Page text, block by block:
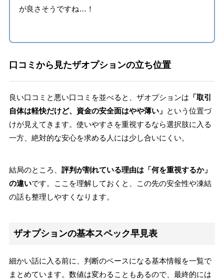
が良さそうですね…！
口コミから見たザオプションの立ち位置
良い口コミと悪い口コミを並べると、ザオプションは 「取引
自体は軽快だけど、資金の安全面はやや薄い」 という位置づ
けが見えてきます。使いやすさを重視するなら選択肢に入る
一方、絶対的な安心を求める人には少し合いにくい。
結局のところ、 評判が割れている理由は「何を重視するか」
の違いです。ここを理解しておくと、この先の安全性や凍結
の話も整理しやすくなります。
ザオプションの基本スペック早見表
細かい話に入る前に、判断のベースになる基本情報を一覧で
まとめています。数値は変わることもあるので、最終的には